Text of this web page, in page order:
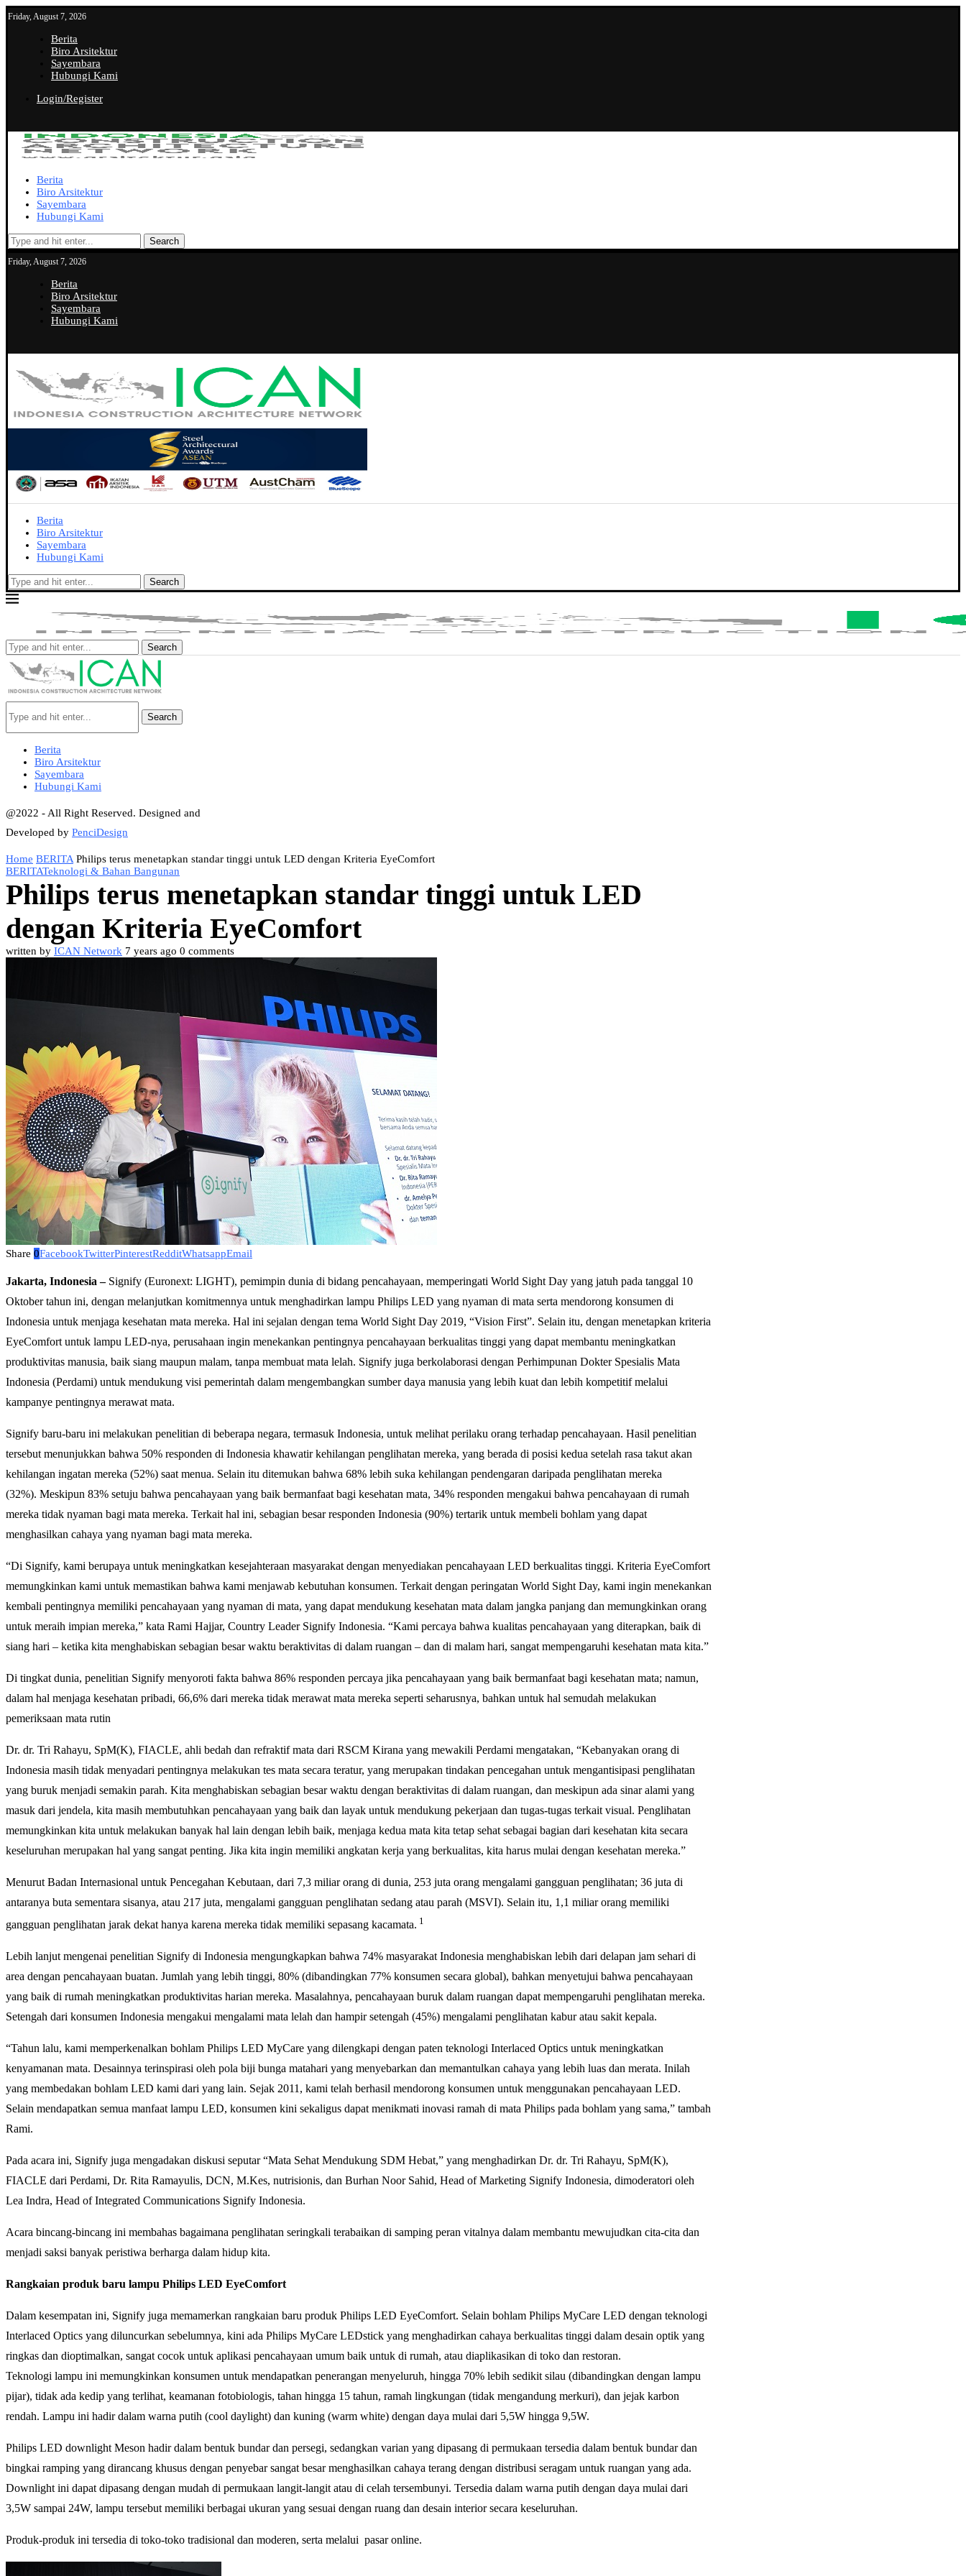
Friday, August 7, 2026
Berita
Biro Arsitektur
Sayembara
Hubungi Kami
Login/Register
Berita
Biro Arsitektur
Sayembara
Hubungi Kami
Search
Friday, August 7, 2026
Berita
Biro Arsitektur
Sayembara
Hubungi Kami
Berita
Biro Arsitektur
Sayembara
Hubungi Kami
Search
Search
Search
Berita
Biro Arsitektur
Sayembara
Hubungi Kami
@2022 - All Right Reserved. Designed and
Developed by PenciDesign
Home BERITA Philips terus menetapkan standar tinggi untuk LED dengan Kriteria EyeComfort
BERITATeknologi & Bahan Bangunan
Philips terus menetapkan standar tinggi untuk LED
dengan Kriteria EyeComfort
written by ICAN Network 7 years ago 0 comments
Share 0FacebookTwitterPinterestRedditWhatsappEmail
Jakarta, Indonesia –Signify (Euronext: LIGHT), pemimpin dunia di bidang pencahayaan, memperingati World Sight Day yang jatuh pada tanggal 10
Oktober tahun ini, dengan melanjutkan komitmennya untuk menghadirkan lampu Philips LED yang nyaman di mata serta mendorong konsumen di
Indonesia untuk menjaga kesehatan mata mereka. Hal ini sejalan dengan tema World Sight Day 2019, “Vision First”. Selain itu, dengan menetapkan kriteria
EyeComfort untuk lampu LED-nya, perusahaan ingin menekankan pentingnya pencahayaan berkualitas tinggi yang dapat membantu meningkatkan
produktivitas manusia, baik siang maupun malam, tanpa membuat mata lelah. Signify juga berkolaborasi dengan Perhimpunan Dokter Spesialis Mata
Indonesia (Perdami) untuk mendukung visi pemerintah dalam mengembangkan sumber daya manusia yang lebih kuat dan lebih kompetitif melalui
kampanye pentingnya merawat mata.
Signify baru-baru ini melakukan penelitian di beberapa negara, termasuk Indonesia, untuk melihat perilaku orang terhadap pencahayaan. Hasil penelitian
tersebut menunjukkan bahwa 50% responden di Indonesia khawatir kehilangan penglihatan mereka, yang berada di posisi kedua setelah rasa takut akan
kehilangan ingatan mereka (52%) saat menua. Selain itu ditemukan bahwa 68% lebih suka kehilangan pendengaran daripada penglihatan mereka
(32%). Meskipun 83% setuju bahwa pencahayaan yang baik bermanfaat bagi kesehatan mata, 34% responden mengakui bahwa pencahayaan di rumah
mereka tidak nyaman bagi mata mereka. Terkait hal ini, sebagian besar responden Indonesia (90%) tertarik untuk membeli bohlam yang dapat
menghasilkan cahaya yang nyaman bagi mata mereka.
“Di Signify, kami berupaya untuk meningkatkan kesejahteraan masyarakat dengan menyediakan pencahayaan LED berkualitas tinggi. Kriteria EyeComfort
memungkinkan kami untuk memastikan bahwa kami menjawab kebutuhan konsumen. Terkait dengan peringatan World Sight Day, kami ingin menekankan
kembali pentingnya memiliki pencahayaan yang nyaman di mata, yang dapat mendukung kesehatan mata dalam jangka panjang dan memungkinkan orang
untuk meraih impian mereka,” kata Rami Hajjar, Country Leader Signify Indonesia. “Kami percaya bahwa kualitas pencahayaan yang diterapkan, baik di
siang hari – ketika kita menghabiskan sebagian besar waktu beraktivitas di dalam ruangan – dan di malam hari, sangat mempengaruhi kesehatan mata kita.”
Di tingkat dunia, penelitian Signify menyoroti fakta bahwa 86% responden percaya jika pencahayaan yang baik bermanfaat bagi kesehatan mata; namun,
dalam hal menjaga kesehatan pribadi, 66,6% dari mereka tidak merawat mata mereka seperti seharusnya, bahkan untuk hal semudah melakukan
pemeriksaan mata rutin
Dr. dr. Tri Rahayu, SpM(K), FIACLE, ahli bedah dan refraktif mata dari RSCM Kirana yang mewakili Perdami mengatakan, “Kebanyakan orang di
Indonesia masih tidak menyadari pentingnya melakukan tes mata secara teratur, yang merupakan tindakan pencegahan untuk mengantisipasi penglihatan
yang buruk menjadi semakin parah. Kita menghabiskan sebagian besar waktu dengan beraktivitas di dalam ruangan, dan meskipun ada sinar alami yang
masuk dari jendela, kita masih membutuhkan pencahayaan yang baik dan layak untuk mendukung pekerjaan dan tugas-tugas terkait visual. Penglihatan
memungkinkan kita untuk melakukan banyak hal lain dengan lebih baik, menjaga kedua mata kita tetap sehat sebagai bagian dari kesehatan kita secara
keseluruhan merupakan hal yang sangat penting. Jika kita ingin memiliki angkatan kerja yang berkualitas, kita harus mulai dengan kesehatan mereka.”
Menurut Badan Internasional untuk Pencegahan Kebutaan, dari 7,3 miliar orang di dunia, 253 juta orang mengalami gangguan penglihatan; 36 juta di
antaranya buta sementara sisanya, atau 217 juta, mengalami gangguan penglihatan sedang atau parah (MSVI). Selain itu, 1,1 miliar orang memiliki
gangguan penglihatan jarak dekat hanya karena mereka tidak memiliki sepasang kacamata. 1
Lebih lanjut mengenai penelitian Signify di Indonesia mengungkapkan bahwa 74% masyarakat Indonesia menghabiskan lebih dari delapan jam sehari di
area dengan pencahayaan buatan. Jumlah yang lebih tinggi, 80% (dibandingkan 77% konsumen secara global), bahkan menyetujui bahwa pencahayaan
yang baik di rumah meningkatkan produktivitas harian mereka. Masalahnya, pencahayaan buruk dalam ruangan dapat mempengaruhi penglihatan mereka.
Setengah dari konsumen Indonesia mengakui mengalami mata lelah dan hampir setengah (45%) mengalami penglihatan kabur atau sakit kepala.
“Tahun lalu, kami memperkenalkan bohlam Philips LED MyCare yang dilengkapi dengan paten teknologi Interlaced Optics untuk meningkatkan
kenyamanan mata. Desainnya terinspirasi oleh pola biji bunga matahari yang menyebarkan dan memantulkan cahaya yang lebih luas dan merata. Inilah
yang membedakan bohlam LED kami dari yang lain. Sejak 2011, kami telah berhasil mendorong konsumen untuk menggunakan pencahayaan LED.
Selain mendapatkan semua manfaat lampu LED, konsumen kini sekaligus dapat menikmati inovasi ramah di mata Philips pada bohlam yang sama,” tambah
Rami.
Pada acara ini, Signify juga mengadakan diskusi seputar “Mata Sehat Mendukung SDM Hebat,” yang menghadirkan Dr. dr. Tri Rahayu, SpM(K),
FIACLE dari Perdami, Dr. Rita Ramayulis, DCN, M.Kes, nutrisionis, dan Burhan Noor Sahid, Head of Marketing Signify Indonesia, dimoderatori oleh
Lea Indra, Head of Integrated Communications Signify Indonesia.
Acara bincang-bincang ini membahas bagaimana penglihatan seringkali terabaikan di samping peran vitalnya dalam membantu mewujudkan cita-cita dan
menjadi saksi banyak peristiwa berharga dalam hidup kita.
Rangkaian produk baru lampu Philips LED EyeComfort
Dalam kesempatan ini, Signify juga memamerkan rangkaian baru produk Philips LED EyeComfort. Selain bohlam Philips MyCare LED dengan teknologi
Interlaced Optics yang diluncurkan sebelumnya, kini ada Philips MyCare LEDstick yang menghadirkan cahaya berkualitas tinggi dalam desain optik yang
ringkas dan dioptimalkan, sangat cocok untuk aplikasi pencahayaan umum baik untuk di rumah, atau diaplikasikan di toko dan restoran.
Teknologi lampu ini memungkinkan konsumen untuk mendapatkan penerangan menyeluruh, hingga 70% lebih sedikit silau (dibandingkan dengan lampu
pijar), tidak ada kedip yang terlihat, keamanan fotobiologis, tahan hingga 15 tahun, ramah lingkungan (tidak mengandung merkuri), dan jejak karbon
rendah. Lampu ini hadir dalam warna putih (cool daylight) dan kuning (warm white) dengan daya mulai dari 5,5W hingga 9,5W.
Philips LED downlight Meson hadir dalam bentuk bundar dan persegi, sedangkan varian yang dipasang di permukaan tersedia dalam bentuk bundar dan
bingkai ramping yang dirancang khusus dengan penyebar sangat besar menghasilkan cahaya terang dengan distribusi seragam untuk ruangan yang ada.
Downlight ini dapat dipasang dengan mudah di permukaan langit-langit atau di celah tersembunyi. Tersedia dalam warna putih dengan daya mulai dari
3,5W sampai 24W, lampu tersebut memiliki berbagai ukuran yang sesuai dengan ruang dan desain interior secara keseluruhan.
Produk-produk ini tersedia di toko-toko tradisional dan moderen, serta melalui pasar online.